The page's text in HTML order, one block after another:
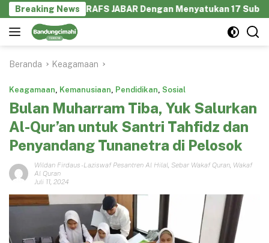
Langsung
ke
konten
Breaking News
GEKRAFS JABAR Dengan Menyatukan 17 Subsektor
Beranda Keagamaan
Keagamaan, Kemanusiaan, Pendidikan, Sosial
Bulan Muharram Tiba, Yuk Salurkan
Al-Qur’an untuk Santri Tahfidz dan
Penyandang Tunanetra di Pelosok
Wildan Firdaus -Laziswaf Pesantren Al Hilal, Sebar Wakaf Quran, Wakaf
Al Quran
Juli 11, 2024